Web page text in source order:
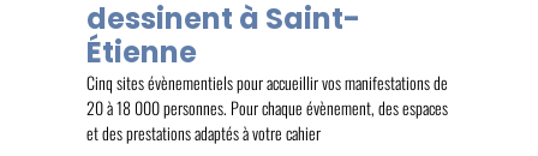
dessinent à Saint-
Étienne
Cinq sites évènementiels pour accueillir vos manifestations de
20 à 18 000 personnes. Pour chaque évènement, des espaces
et des prestations adaptés à votre cahier